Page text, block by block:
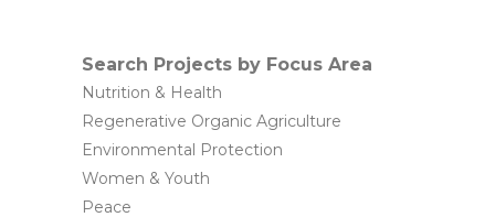
Search Projects by Focus Area
Nutrition & Health
Regenerative Organic Agriculture
Environmental Protection
Women & Youth
Peace